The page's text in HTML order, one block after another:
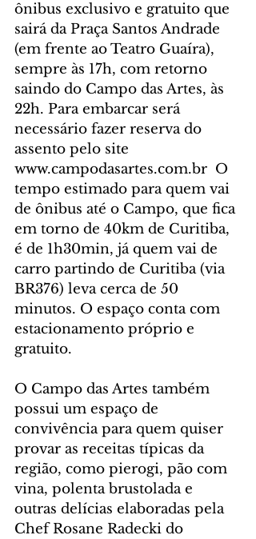
ônibus exclusivo e gratuito que
sairá da Praça Santos Andrade
(em frente ao Teatro Guaíra),
sempre às 17h, com retorno
saindo do Campo das Artes, às
22h. Para embarcar será
necessário fazer reserva do
assento pelo site
www.campodasartes.com.br  O
tempo estimado para quem vai
de ônibus até o Campo, que fica
em torno de 40km de Curitiba,
é de 1h30min, já quem vai de
carro partindo de Curitiba (via
BR376) leva cerca de 50
minutos. O espaço conta com
estacionamento próprio e
gratuito.
O Campo das Artes também
possui um espaço de
convivência para quem quiser
provar as receitas típicas da
região, como pierogi, pão com
vina, polenta brustolada e
outras delícias elaboradas pela
Chef Rosane Radecki do